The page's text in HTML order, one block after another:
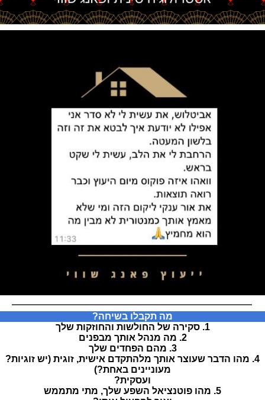
מה תקבלו בשיחה?
1. סקירה של החולשות והחוזקות שלך
2. מה מנהל אותך מבפנים
3. מהם הפחדים שלך
4. מהו הדבר שעוצר אותך מלהתקדם אישית, זוגית (יש זוגיות?
מעוניינים באחת?)
ועסקית?
5. מהו פוטנציאל השפע שלך, מתי מתממש